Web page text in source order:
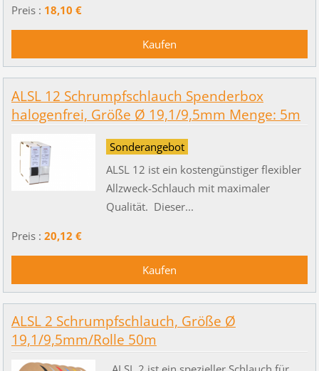
Preis : 18,10 €
ALSL 12 Schrumpfschlauch Spenderbox
halogenfrei, Größe Ø 19,1/9,5mm Menge: 5m
Sonderangebot
ALSL 12 ist ein kostengünstiger flexibler
Allzweck-Schlauch mit maximaler
Qualität. Dieser...
Preis : 20,12 €
ALSL 2 Schrumpfschlauch, Größe Ø
19,1/9,5mm/Rolle 50m